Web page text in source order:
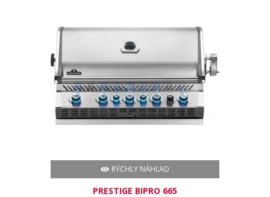
RÝCHLY NÁHĽAD
PRESTIGE BIPRO 665